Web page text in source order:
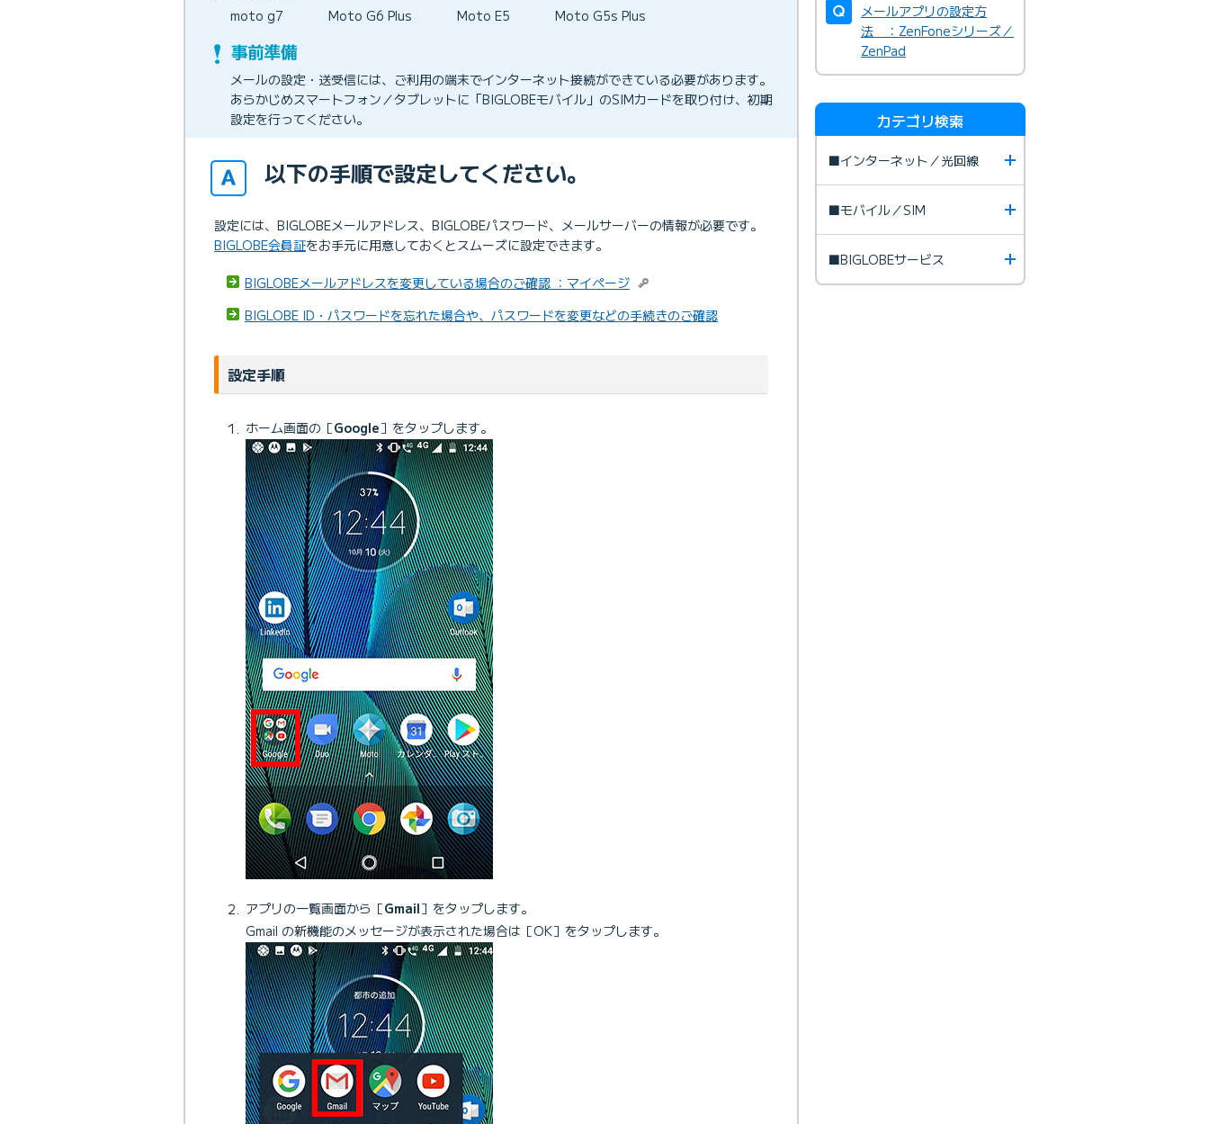
moto g7 Moto G6 Plus Moto E5 Moto G5s Plus
メールの設定・送受信には、ご利用の端末でインターネット接続ができている必要があります。
あらかじめスマートフォン／タブレットに「BIGLOBEモバイル」のSIMカードを取り付け、初期
設定を行ってください。
以下の手順で設定してください。
設定には、BIGLOBEメールアドレス、BIGLOBEパスワード、メールサーバーの情報が必要です。
BIGLOBE会員証をお手元に用意しておくとスムーズに設定できます。
BIGLOBEメールアドレスを変更している場合のご確認 ：マイページ
BIGLOBE ID・パスワードを忘れた場合や、パスワードを変更などの手続きのご確認
設定手順
ホーム画面の［Google］をタップします。
アプリの一覧画面から［Gmail］をタップします。
Gmail の新機能のメッセージが表示された場合は［OK］をタップします。
メールアプリの設定方
法 ：ZenFoneシリーズ／
ZenPad
カテゴリ検索
■インターネット／光回線
■モバイル／SIM
■BIGLOBEサービス